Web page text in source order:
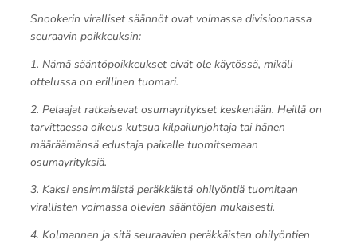
Snookerin viralliset säännöt ovat voimassa divisioonassa
seuraavin poikkeuksin:
1. Nämä sääntöpoikkeukset eivät ole käytössä, mikäli
ottelussa on erillinen tuomari.
2. Pelaajat ratkaisevat osumayritykset keskenään. Heillä on
tarvittaessa oikeus kutsua kilpailunjohtaja tai hänen
määräämänsä edustaja paikalle tuomitsemaan
osumayrityksiä.
3. Kaksi ensimmäistä peräkkäistä ohilyöntiä tuomitaan
virallisten voimassa olevien sääntöjen mukaisesti.
4. Kolmannen ja sitä seuraavien peräkkäisten ohilyöntien